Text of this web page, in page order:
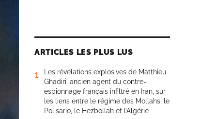
ARTICLES LES PLUS LUS
1
Les révélations explosives de Matthieu
Ghadiri, ancien agent du contre-
espionnage français infiltré en Iran, sur
les liens entre le régime des Mollahs, le
Polisario, le Hezbollah et l’Algérie